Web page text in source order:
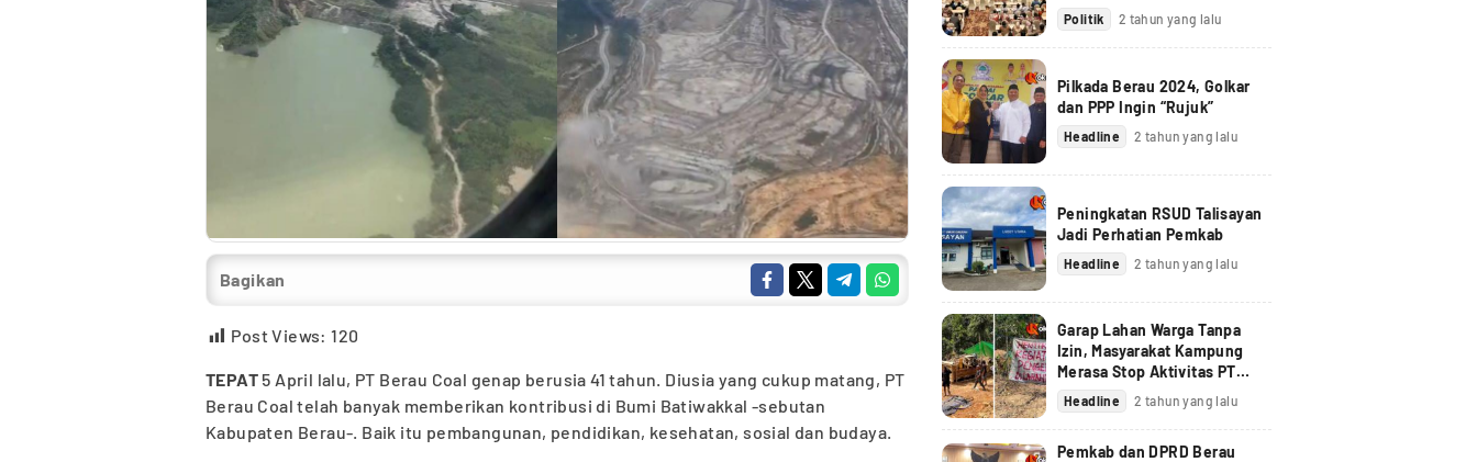
Bagikan
Post Views: 120
TEPAT 5 April lalu, PT Berau Coal genap berusia 41 tahun. Diusia yang cukup matang, PT
Berau Coal telah banyak memberikan kontribusi di Bumi Batiwakkal -sebutan
Kabupaten Berau-. Baik itu pembangunan, pendidikan, kesehatan, sosial dan budaya.
Politik 2 tahun yang lalu
Pilkada Berau 2024, Golkar
dan PPP Ingin “Rujuk”
Headline 2 tahun yang lalu
Peningkatan RSUD Talisayan
Jadi Perhatian Pemkab
Headline 2 tahun yang lalu
Garap Lahan Warga Tanpa
Izin, Masyarakat Kampung
Merasa Stop Aktivitas PT
Berau Coal
Headline 2 tahun yang lalu
Pemkab dan DPRD Berau